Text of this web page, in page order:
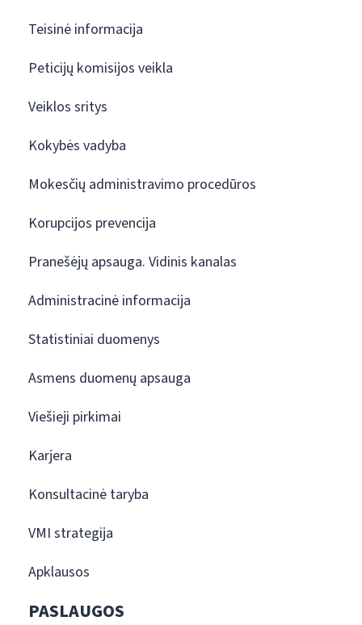
Teisinė informacija
Peticijų komisijos veikla
Veiklos sritys
Kokybės vadyba
Mokesčių administravimo procedūros
Korupcijos prevencija
Pranešėjų apsauga. Vidinis kanalas
Administracinė informacija
Statistiniai duomenys
Asmens duomenų apsauga
Viešieji pirkimai
Karjera
Konsultacinė taryba
VMI strategija
Apklausos
PASLAUGOS